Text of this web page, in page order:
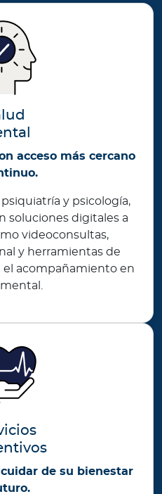
acceso más cercano
y psicología,
soluciones digitales a
videoconsultas,
y herramientas de
el acompañamiento en
de su bienestar